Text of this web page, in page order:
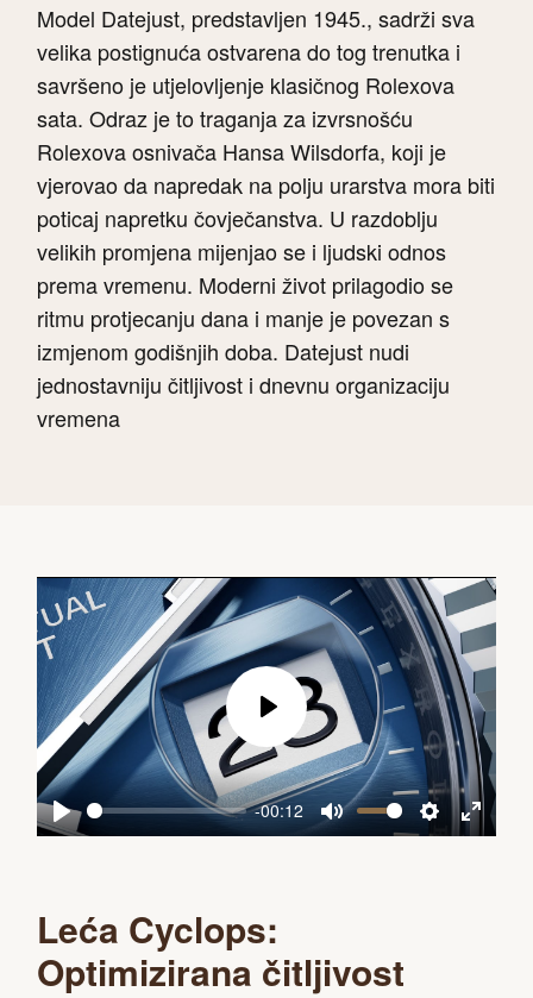
Model Datejust, predstavljen 1945., sadrži sva
velika postignuća ostvarena do tog trenutka i
savršeno je utjelovljenje klasičnog Rolexova
sata. Odraz je to traganja za izvrsnošću
Rolexova osnivača Hansa Wilsdorfa, koji je
vjerovao da napredak na polju urarstva mora biti
poticaj napretku čovječanstva. U razdoblju
velikih promjena mijenjao se i ljudski odnos
prema vremenu. Moderni život prilagodio se
ritmu protjecanju dana i manje je povezan s
izmjenom godišnjih doba. Datejust nudi
jednostavniju čitljivost i dnevnu organizaciju
vremena
Play
-00:12
Mute Settings
Enter
Leća Cyclops:
Optimizirana čitljivost